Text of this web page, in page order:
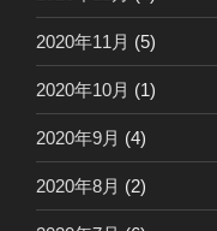
2020年11月 (5)
2020年10月 (1)
2020年9月 (4)
2020年8月 (2)